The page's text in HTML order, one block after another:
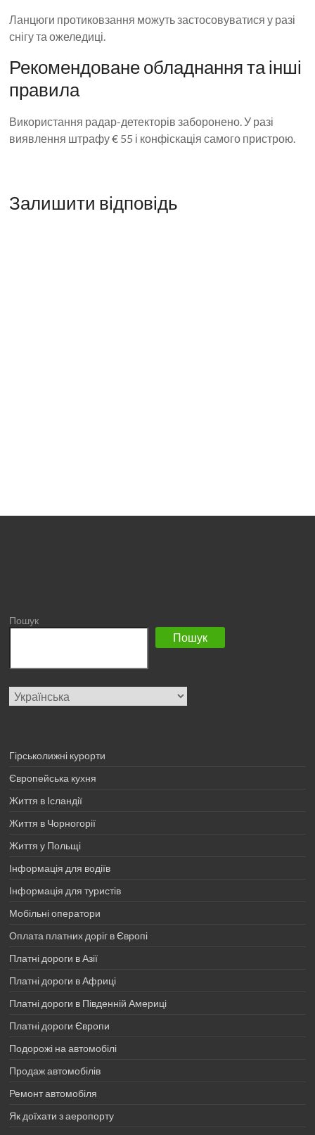
Ланцюги протиковзання можуть застосовуватися у разі
снігу та ожеледиці.
Рекомендоване обладнання та інші
правила
Використання радар-детекторів заборонено. У разі
виявлення штрафу € 55 і конфіскація самого пристрою.
Залишити відповідь
Пошук
Пошук
Вибрати
мову
Гірськолижні курорти
Європейська кухня
Життя в Ісландії
Життя в Чорногорії
Життя у Польщі
Інформація для водіїв
Інформація для туристів
Мобільні оператори
Оплата платних доріг в Європі
Платні дороги в Азії
Платні дороги в Африці
Платні дороги в Південній Америці
Платні дороги Європи
Подорожі на автомобілі
Продаж автомобілів
Ремонт автомобіля
Як доїхати з аеропорту